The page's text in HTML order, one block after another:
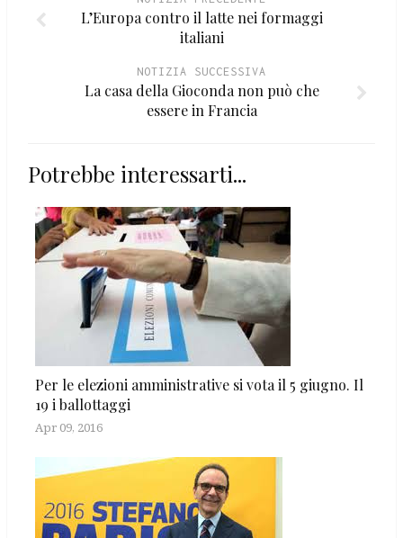
L’Europa contro il latte nei formaggi
italiani
NOTIZIA SUCCESSIVA
La casa della Gioconda non può che
essere in Francia
Potrebbe interessarti...
Per le elezioni amministrative si vota il 5 giugno. Il
19 i ballottaggi
Apr 09, 2016